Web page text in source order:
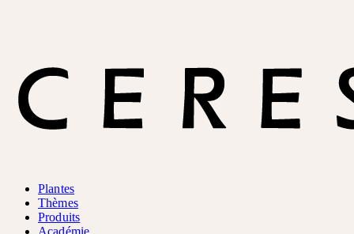
Plantes
Thèmes
Produits
Académie